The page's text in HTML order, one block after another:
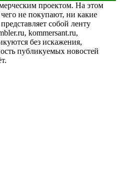
проектом. На этом
не покупают, ни какие
собой ленту
kommersant.ru,
без искажения,
публикуемых новостей